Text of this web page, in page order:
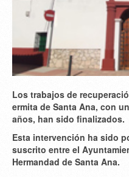
Los trabajos de
ermita de Santa Ana, con
años, han sido finalizados.
Esta intervención ha sido
suscrito entre el
Hermandad de Santa Ana.